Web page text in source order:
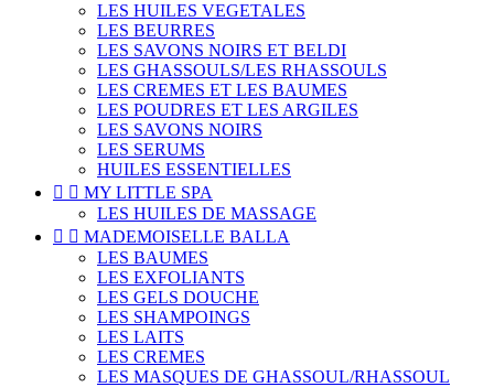
LES HUILES VEGETALES
LES BEURRES
LES SAVONS NOIRS ET BELDI
LES GHASSOULS/LES RHASSOULS
LES CREMES ET LES BAUMES
LES POUDRES ET LES ARGILES
LES SAVONS NOIRS
LES SERUMS
HUILES ESSENTIELLES
  MY LITTLE SPA
LES HUILES DE MASSAGE
  MADEMOISELLE BALLA
LES BAUMES
LES EXFOLIANTS
LES GELS DOUCHE
LES SHAMPOINGS
LES LAITS
LES CREMES
LES MASQUES DE GHASSOUL/RHASSOUL